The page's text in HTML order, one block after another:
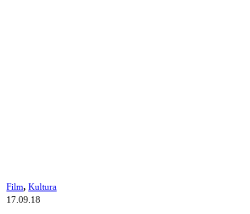
Film, Kultura
17.09.18